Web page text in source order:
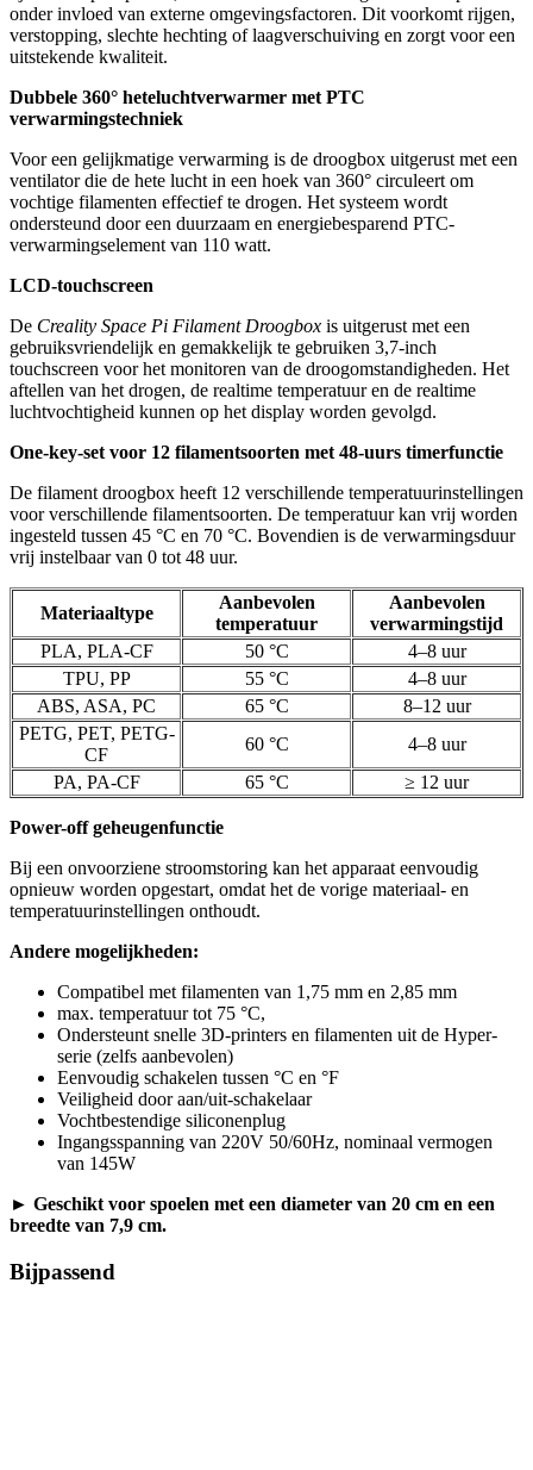
onder invloed van externe omgevingsfactoren. Dit voorkomt rijgen,
verstopping, slechte hechting of laagverschuiving en zorgt voor een
uitstekende kwaliteit.
Dubbele 360° heteluchtverwarmer met PTC
verwarmingstechniek
Voor een gelijkmatige verwarming is de droogbox uitgerust met een
ventilator die de hete lucht in een hoek van 360° circuleert om
vochtige filamenten effectief te drogen. Het systeem wordt
ondersteund door een duurzaam en energiebesparend PTC-
verwarmingselement van 110 watt.
LCD-touchscreen
De Creality Space Pi Filament Droogbox is uitgerust met een
gebruiksvriendelijk en gemakkelijk te gebruiken 3,7-inch
touchscreen voor het monitoren van de droogomstandigheden. Het
aftellen van het drogen, de realtime temperatuur en de realtime
luchtvochtigheid kunnen op het display worden gevolgd.
One-key-set voor 12 filamentsoorten met 48-uurs timerfunctie
De filament droogbox heeft 12 verschillende temperatuurinstellingen
voor verschillende filamentsoorten. De temperatuur kan vrij worden
ingesteld tussen 45 °C en 70 °C. Bovendien is de verwarmingsduur
vrij instelbaar van 0 tot 48 uur.
Materiaaltype
Aanbevolen
temperatuur
Aanbevolen
verwarmingstijd
PLA, PLA-CF
50 °C
4–8 uur
TPU, PP
55 °C
4–8 uur
ABS, ASA, PC
65 °C
8–12 uur
PETG, PET, PETG-
CF
60 °C
4–8 uur
PA, PA-CF
65 °C ≥ 12 uur
Power-off geheugenfunctie
Bij een onvoorziene stroomstoring kan het apparaat eenvoudig
opnieuw worden opgestart, omdat het de vorige materiaal- en
temperatuurinstellingen onthoudt.
Andere mogelijkheden:
Compatibel met filamenten van 1,75 mm en 2,85 mm
max. temperatuur tot 75 °C,
Ondersteunt snelle 3D-printers en filamenten uit de Hyper-
serie (zelfs aanbevolen)
Eenvoudig schakelen tussen °C en °F
Veiligheid door aan/uit-schakelaar
Vochtbestendige siliconenplug
Ingangsspanning van 220V 50/60Hz, nominaal vermogen
van 145W
► Geschikt voor spoelen met een diameter van 20 cm en een
breedte van 7,9 cm.
Bijpassend